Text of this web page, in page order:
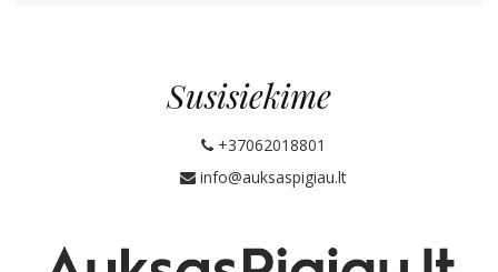
Susisiekime
+37062018801
info@auksaspigiau.lt